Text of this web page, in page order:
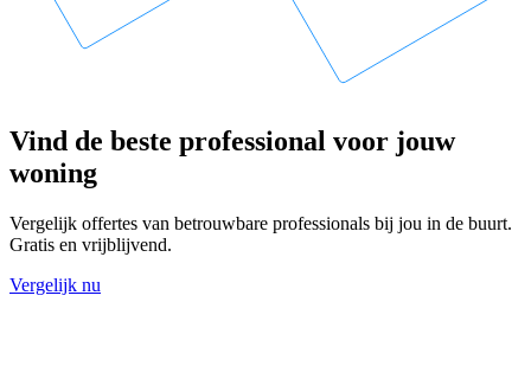
Vind de beste professional voor jouw
woning
Vergelijk offertes van betrouwbare professionals bij jou in de buurt.
Gratis en vrijblijvend.
Vergelijk nu